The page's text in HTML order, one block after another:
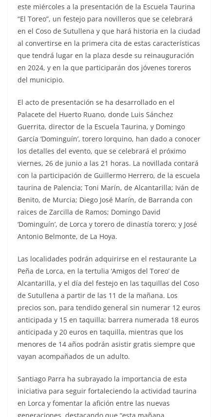
este miércoles a la presentación de la Escuela Taurina
“El Toreo”, un festejo para novilleros que se celebrará
en el Coso de Sutullena y que hará historia en la ciudad
al convertirse en la primera cita de estas características
que tendrá lugar en la plaza desde su reinauguración
en 2024, y en la que participarán dos jóvenes toreros
del municipio.
El acto de presentación se ha desarrollado en el
Palacete del Huerto Ruano, donde Luis Sánchez
Guerrita, director de la Escuela Taurina, y Domingo
García ‘Dominguín’, torero lorquino, han dado a conocer
los detalles del evento, que se celebrará el próximo
viernes, 26 de junio a las 21 horas. La novillada contará
con la participación de Guillermo Herrero, de la escuela
taurina de Palencia; Toni Marín, de Alcantarilla; Iván de
Benito, de Murcia; Diego José Marín, de Barranda con
raices de Zarcilla de Ramos; Domingo David
‘Dominguín’, de Lorca y torero de dinastía torero; y José
Antonio Belmonte, de La Hoya.
Las localidades podrán adquirirse en el restaurante La
Peña de Lorca, en la tertulia ‘Amigos del Toreo’ de
Alcantarilla, y el día del festejo en las taquillas del Coso
de Sutullena a partir de las 11 de la mañana. Los
precios son, para tendido general sin numerar 12 euros
anticipada y 15 en taquilla; barrera numerada 18 euros
anticipada y 20 euros en taquilla, mientras que los
menores de 14 años podrán asistir gratis siempre que
vayan acompañados de un adulto.
Santiago Parra ha subrayado la importancia de esta
iniciativa para seguir fortaleciendo la actividad taurina
en Lorca y fomentar la afición entre las nuevas